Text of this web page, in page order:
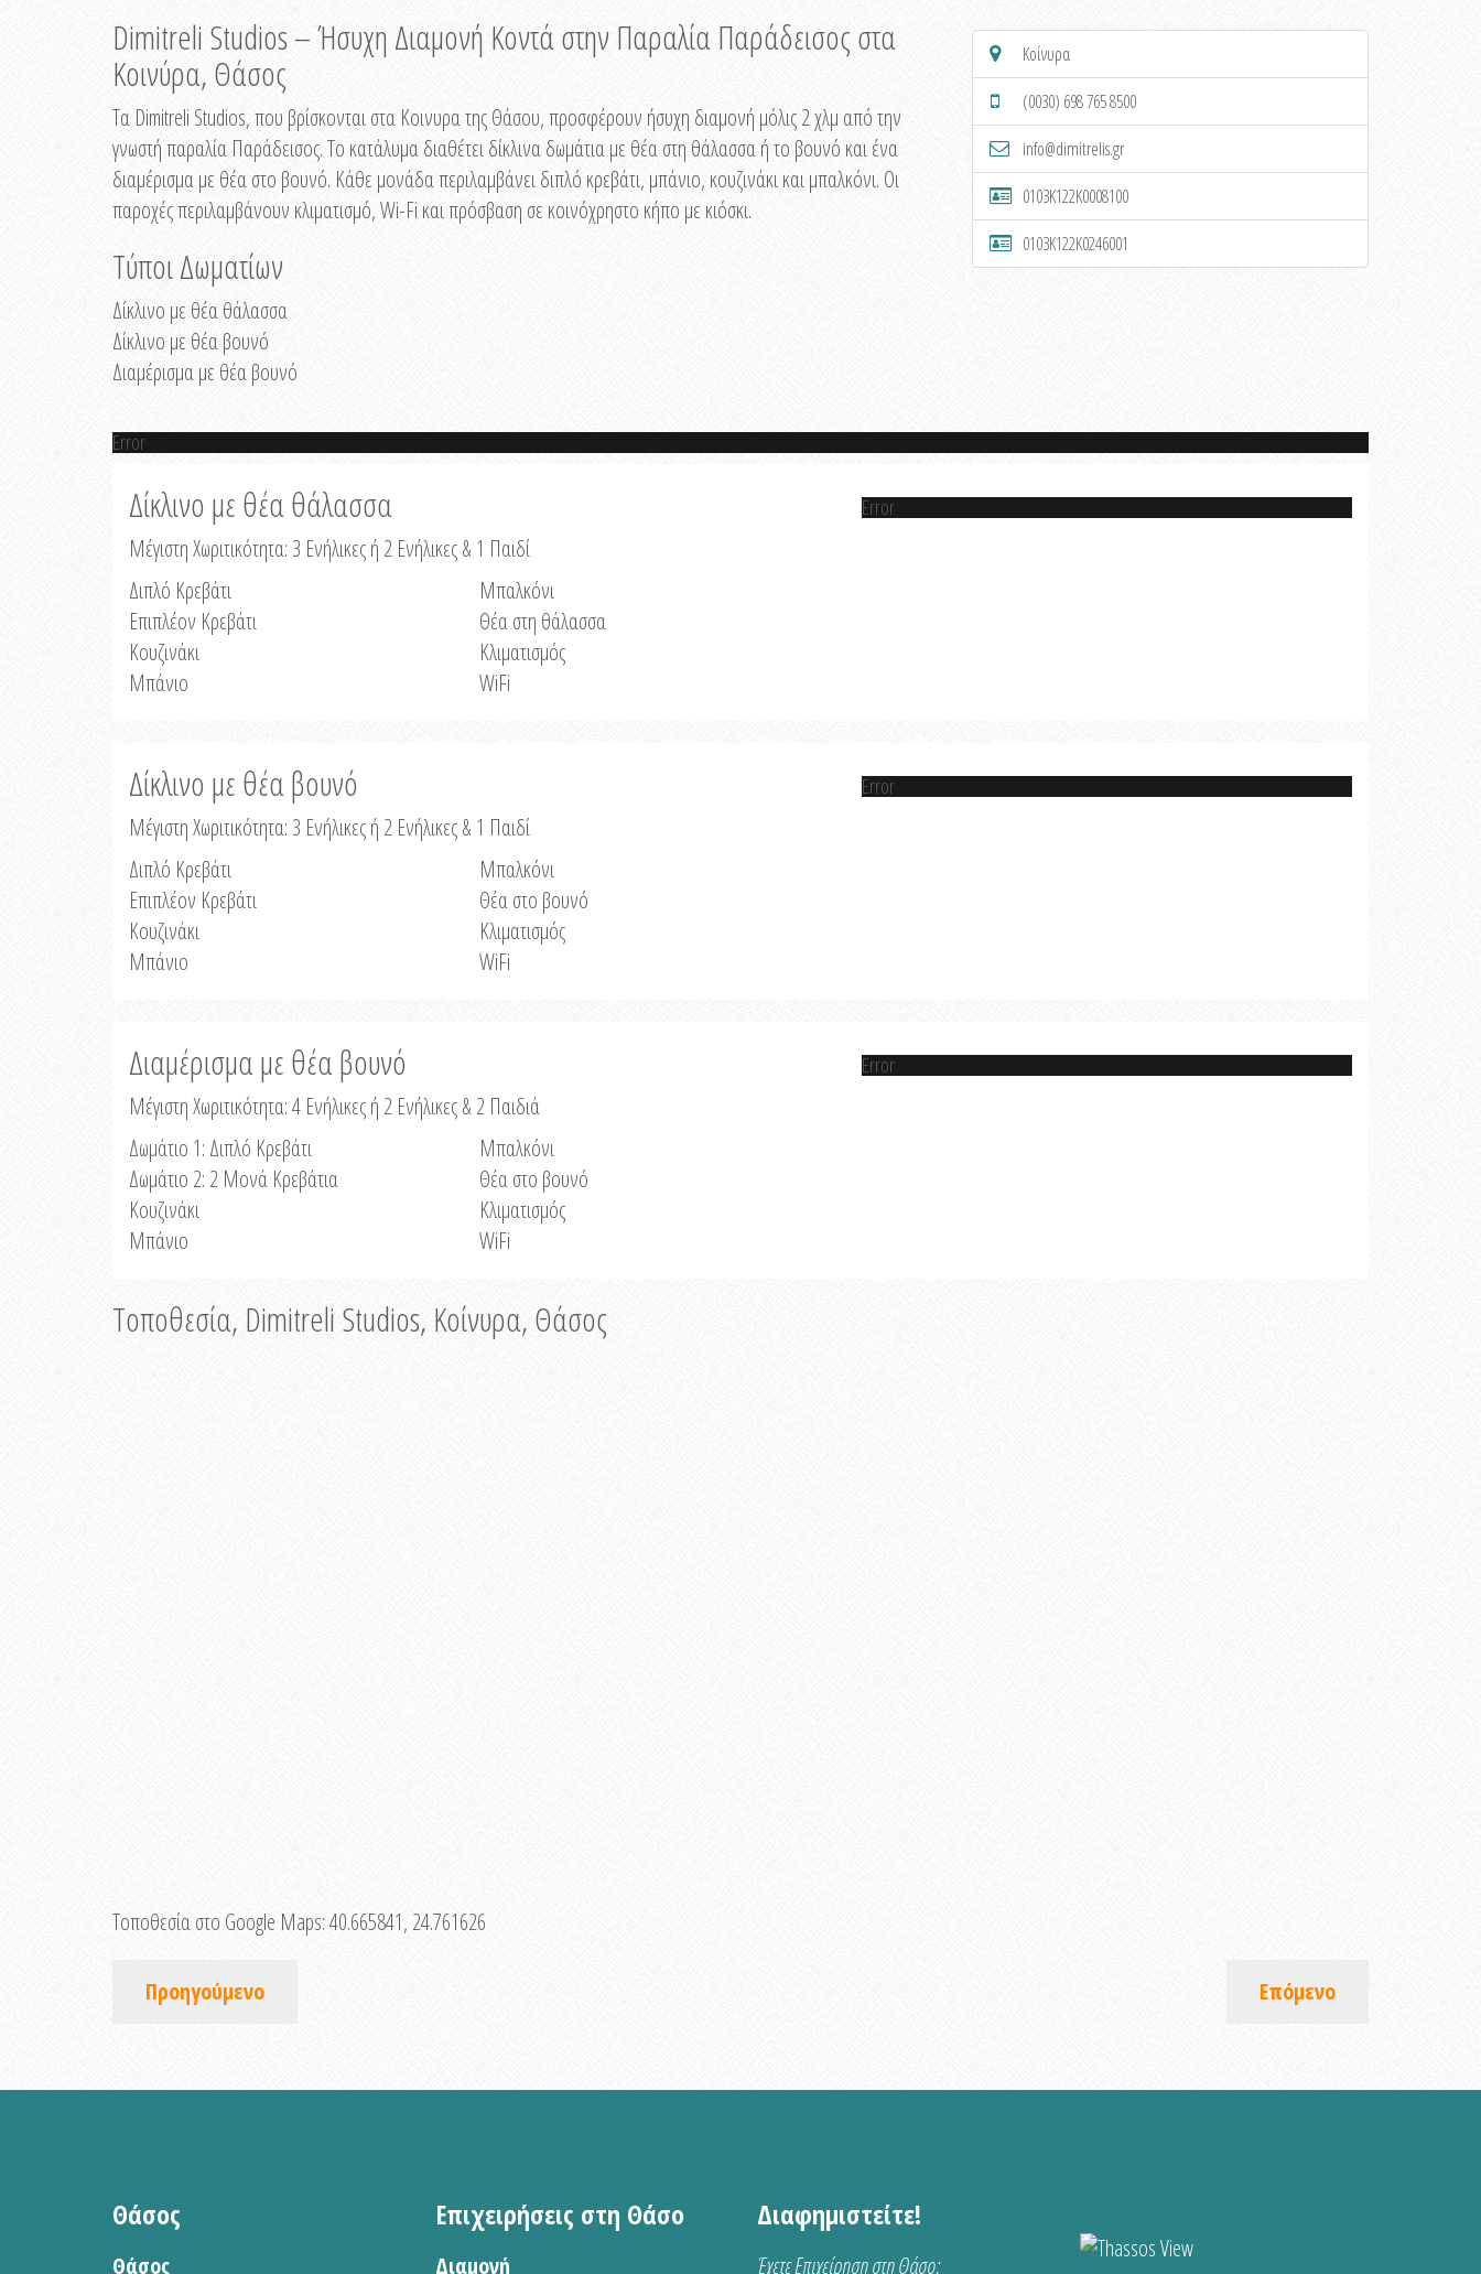
Dimitreli Studios – Ήσυχη Διαμονή Κοντά στην Παραλία Παράδεισος στα
Κοινύρα, Θάσος
Τα Dimitreli Studios, που βρίσκονται στα Κοινυρα της Θάσου, προσφέρουν ήσυχη διαμονή μόλις 2 χλμ από την
γνωστή παραλία Παράδεισος. Το κατάλυμα διαθέτει δίκλινα δωμάτια με θέα στη θάλασσα ή το βουνό και ένα
διαμέρισμα με θέα στο βουνό. Κάθε μονάδα περιλαμβάνει διπλό κρεβάτι, μπάνιο, κουζινάκι και μπαλκόνι. Οι
παροχές περιλαμβάνουν κλιματισμό, Wi-Fi και πρόσβαση σε κοινόχρηστο κήπο με κιόσκι.
Τύποι Δωματίων
Δίκλινο με θέα θάλασσα
Δίκλινο με θέα βουνό
Διαμέρισμα με θέα βουνό
Κοίνυρα
(0030) 698 765 8500
info@dimitrelis.gr
0103K122K0008100
0103K122K0246001
Error
Δίκλινο με θέα θάλασσα
Μέγιστη Χωριτικότητα: 3 Ενήλικες ή 2 Ενήλικες & 1 Παιδί
Διπλό Κρεβάτι
Επιπλέον Κρεβάτι
Κουζινάκι
Μπάνιο
Μπαλκόνι
Θέα στη θάλασσα
Κλιματισμός
WiFi
Error
Δίκλινο με θέα βουνό
Μέγιστη Χωριτικότητα: 3 Ενήλικες ή 2 Ενήλικες & 1 Παιδί
Διπλό Κρεβάτι
Επιπλέον Κρεβάτι
Κουζινάκι
Μπάνιο
Μπαλκόνι
Θέα στο βουνό
Κλιματισμός
WiFi
Error
Διαμέρισμα με θέα βουνό
Μέγιστη Χωριτικότητα: 4 Ενήλικες ή 2 Ενήλικες & 2 Παιδιά
Δωμάτιο 1: Διπλό Κρεβάτι
Δωμάτιο 2: 2 Μονά Κρεβάτια
Κουζινάκι
Μπάνιο
Μπαλκόνι
Θέα στο βουνό
Κλιματισμός
WiFi
Error
Τοποθεσία, Dimitreli Studios, Κοίνυρα, Θάσος
Τοποθεσία στο Google Maps:40.665841, 24.761626
Προηγούμενο Επόμενο
Θάσος
Θάσος
Επιχειρήσεις στη Θάσο
Διαμονή
Διαφημιστείτε!
Έχετε Επιχείρηση στη Θάσο;